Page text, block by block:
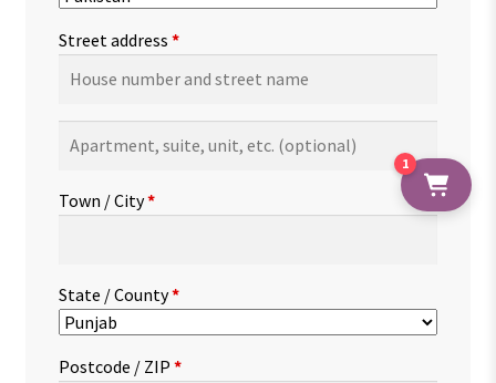
Street address *
suite,
etc.(optional)
Town / City*
State / County*
Postcode / ZIP *
1